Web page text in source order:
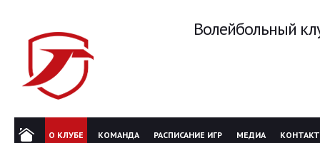
Волейбольный
О КЛУБЕ КОМАНДА РАСПИСАНИЕ ИГР МЕДИА